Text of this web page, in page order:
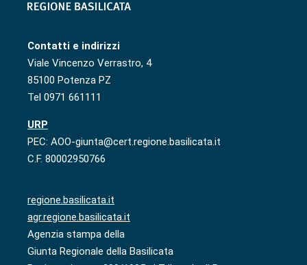
Contatti e indirizzi
Viale Vincenzo Verrastro, 4
85100 Potenza PZ
Tel 0971 661111
URP
PEC: AOO-giunta@cert.regione.basilicata.it
C.F. 80002950766
regione.basilicata.it
agr.regione.basilicata.it
Agenzia stampa della
Giunta Regionale della Basilicata